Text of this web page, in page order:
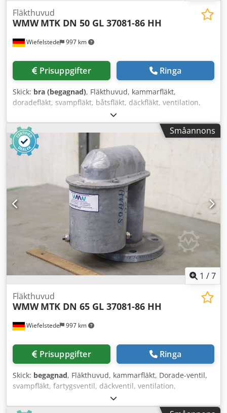
Wiefelstede 997 km
Fläkthuvud
WMW MTK DN 50 GL 37081-86 HH
Prisuppgifter Ringa
Skick: bra (begagnad), Fläkthuvud, kammarfläkt,
doradefläkt, svampfläkt, båtsfläkt, däckfläkt, ventilation,
svamphuv för ventilation, ventilationskanal,
ventilationslucka, ventilationsanläggning,
utsugsanläggning, ventilationskanaler och formstycken,
jalusilucka, backspjäll, lamellfläkt, svamphuv -Tillverkare:
WMW, fläkthuvud typ MTK DN 50 GL 37081-86 HH -Fläns:
DIN 2576 ND10-NW50/60 -Bultcirkel Ø 126 x 18 mm -Antal:
6 st huvar tillgängliga -Pris: per styck -Mått: 230/165/H225
mm Djdpfx Asirax Aol Sskr -Vikt: 6,5 kg/st
Småannons
1 /7
Wiefelstede 997 km
Fläkthuvud
WMW MTK DN 65 GL 37081-86 HH
Prisuppgifter Ringa
Skick: begagnad, Fläkthuvud, kammarfläkt, Dorade-ventil,
svampfläkt, fartygsventil, däckventil, ventilation,
svampkåpa för ventilation, ventilationskanal,
ventilationslucka, ventilationssystem, utsugssystem,